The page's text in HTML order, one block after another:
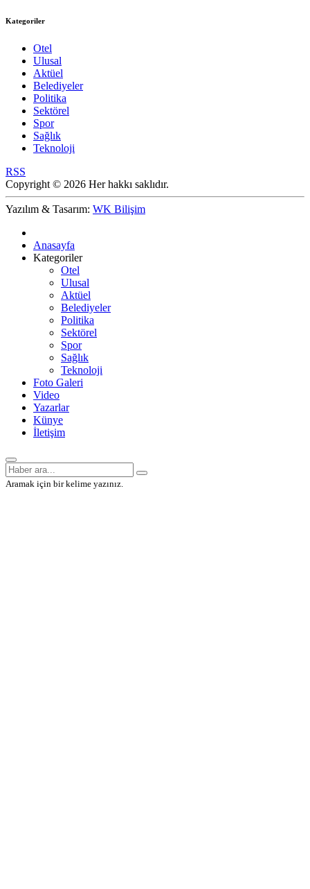
Kategoriler
Otel
Ulusal
Aktüel
Belediyeler
Politika
Sektörel
Spor
Sağlık
Teknoloji
RSS
Copyright © 2026 Her hakkı saklıdır.
Yazılım & Tasarım: WK Bilişim
Anasayfa
Kategoriler
Otel
Ulusal
Aktüel
Belediyeler
Politika
Sektörel
Spor
Sağlık
Teknoloji
Foto Galeri
Video
Yazarlar
Künye
İletişim
Aramak için bir kelime yazınız.